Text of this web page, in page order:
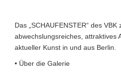
Das „SCHAUFENSTER“ des VBK
abwechslungsreiches, attraktives
aktueller Kunst in und aus Berlin.
• Über die Galerie